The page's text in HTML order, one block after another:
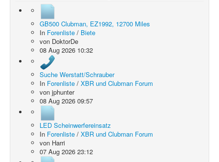
GB500 Clubman, EZ1992, 12700 Miles
In Forenliste / Biete
von DoktorDe
08 Aug 2026 10:32
Suche Werstatt/Schrauber
In Forenliste / XBR und Clubman Forum
von jphunter
08 Aug 2026 09:57
LED Scheinwerfereinsatz
In Forenliste / XBR und Clubman Forum
von Harri
07 Aug 2026 23:12